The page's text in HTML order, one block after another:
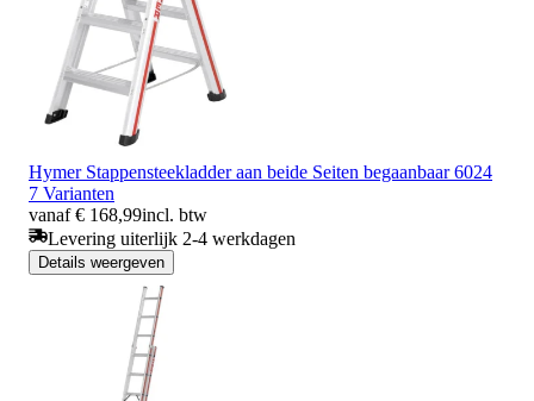
Hymer Stappensteekladder aan beide Seiten begaanbaar 6024
7 Varianten
vanaf € 168,99incl. btw
Levering uiterlijk 2-4 werkdagen
Details weergeven